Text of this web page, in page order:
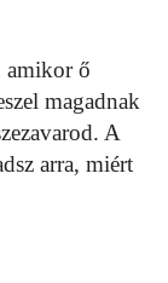
amikor ő
magadnak
A
arra, miért